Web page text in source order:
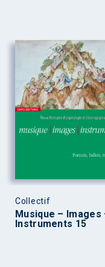
Collectif
Musique – Images
Instruments 15